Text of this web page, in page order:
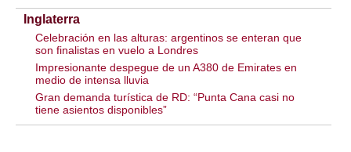
Inglaterra
Celebración en las alturas: argentinos se enteran que
son finalistas en vuelo a Londres
Impresionante despegue de un A380 de Emirates en
medio de intensa lluvia
Gran demanda turística de RD: “Punta Cana casi no
tiene asientos disponibles”